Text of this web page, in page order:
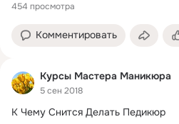
454 просмотра
Комментировать
Курсы Мастера Маникюра
5 сен 2018
К Чему Снится Делать Педикюр